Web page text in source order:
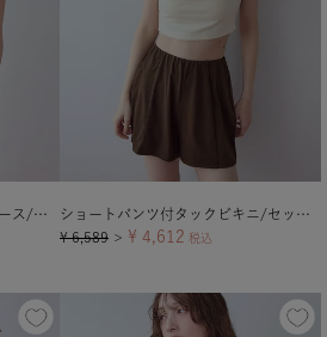
フロントホールデザインワンピース/水着
ショートパンツ付タックビキニ/セット水着
¥ 6,589 ＞ ¥ 4,612 税込